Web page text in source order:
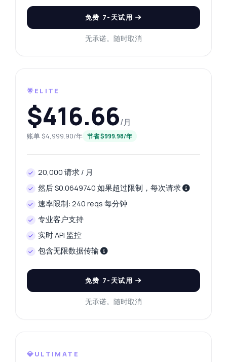
免费 7-天试用
无承诺。随时取消
🌟ELITE
$416.66/月
账单 $4,999.90/年 节省 $999.98/年
20,000 请求 / 月
然后 $0.0649740 如果超过限制，每次请求
速率限制: 240 reqs 每分钟
专业客户支持
实时 API 监控
包含无限数据传输
免费 7-天试用
无承诺。随时取消
💎ULTIMATE
关于 汇率数据 API 的解答